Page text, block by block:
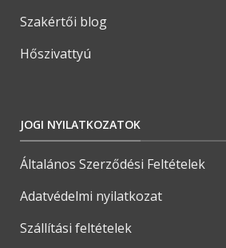
Szakértői blog
Hőszivattyú
JOGI NYILATKOZATOK
Általános Szerződési Feltételek
Adatvédelmi nyilatkozat
Szállítási feltételek